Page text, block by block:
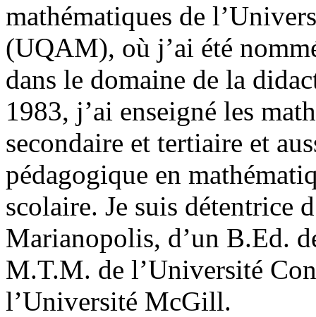
mathématiques de
(UQAM), où j’ai été
dans le domaine de la
1983, j’ai enseigné les
secondaire et tertiaire et
pédagogique en
scolaire. Je suis détentrice
Marianopolis, d’un B.Ed.
M.T.M. de l’Université
l’Université McGill.